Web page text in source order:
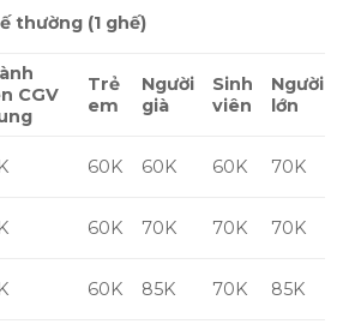
thường (1 ghế)
CGV
Trẻ
em
Người
già
Sinh
viên
Người
lớn
60K 60K 60K 70K
60K 70K 70K 70K
60K 85K 70K 85K